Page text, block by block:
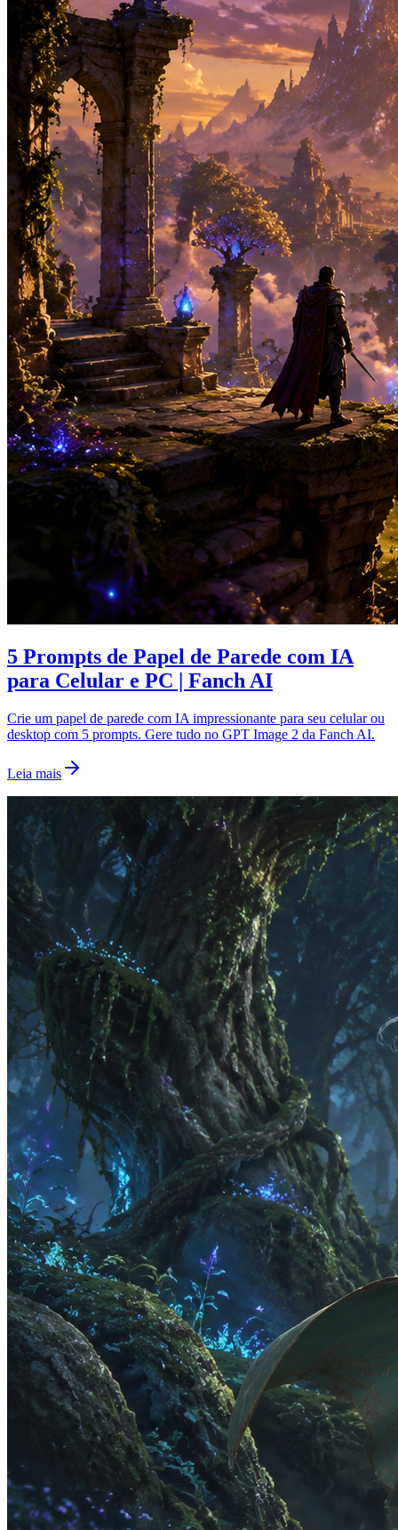
5 Prompts de Papel de Parede com IA
para Celular e PC | Fanch AI
Crie um papel de parede com IA impressionante para seu celular ou
desktop com 5 prompts. Gere tudo no GPT Image 2 da Fanch AI.
Leia mais